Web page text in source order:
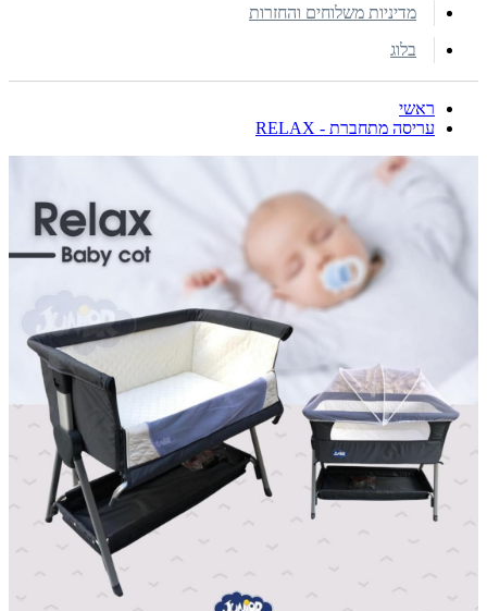
מדיניות משלוחים והחזרות
בלוג
ראשי
עריסה מתחברת - RELAX